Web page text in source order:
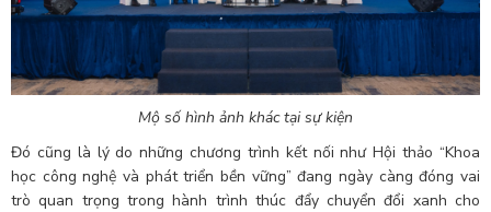
Mộ số hình ảnh khác tại sự kiện
Đó cũng là lý do những chương trình kết nối như Hội thảo “Khoa
học công nghệ và phát triển bền vững” đang ngày càng đóng vai
trò quan trọng trong hành trình thúc đẩy chuyển đổi xanh cho